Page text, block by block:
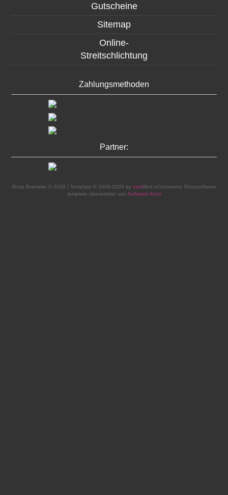
Gutscheine
Sitemap
Online-
Streitschlichtung
Zahlungsmethoden
Partner:
Shop Brameier © 2026 | Template © 2009-2026 by modified eCommerce Shopsoftware
template überarteitet von Software-Kern